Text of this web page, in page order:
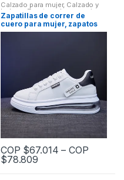
Calzado para mujer, Calzado y
bolsos,Zapatos planos mujer
Zapatillas de correr de
cuero para mujer, zapatos
con amortiguación de aire,
COP $67.014 –COP
$78.809
Este